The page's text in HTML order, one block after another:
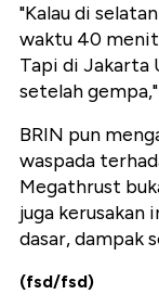
"Kalau di
waktu 40
Tapi di Jakarta
setelah
BRIN pun
waspada
Megathrust
juga kerusakan
dasar, dampak
(fsd/fsd)